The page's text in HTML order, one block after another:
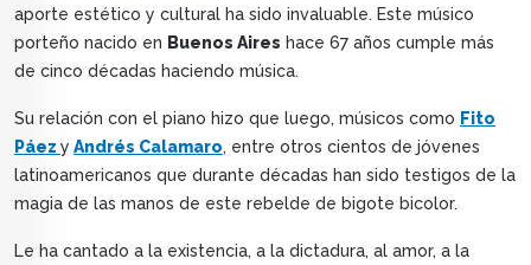
aporte estético y cultural ha sido invaluable. Este músico
porteño nacido en Buenos Aires hace 67 años cumple más
de cinco décadas haciendo música.
Su relación con el piano hizo que luego, músicos como Fito
Páez y Andrés Calamaro, entre otros cientos de jóvenes
latinoamericanos que durante décadas han sido testigos de la
magia de las manos de este rebelde de bigote bicolor.
Le ha cantado a la existencia, a la dictadura, al amor, a la